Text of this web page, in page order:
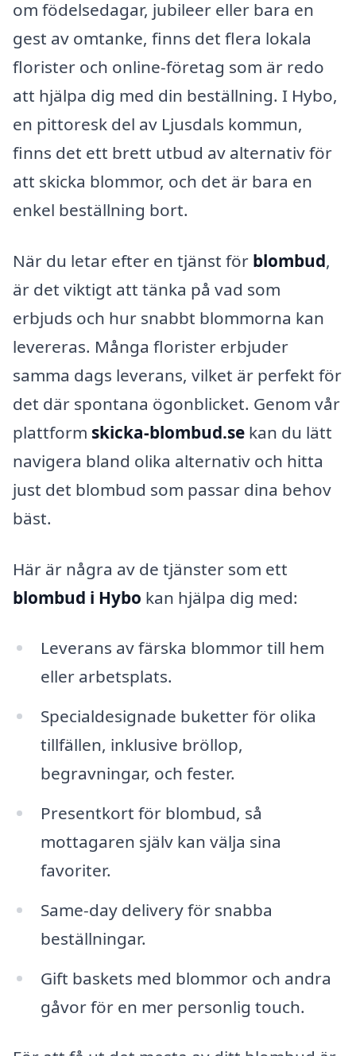
om födelsedagar, jubileer eller bara en
gest av omtanke, finns det flera lokala
florister och online-företag som är redo
att hjälpa dig med din beställning. I Hybo,
en pittoresk del av Ljusdals kommun,
finns det ett brett utbud av alternativ för
att skicka blommor, och det är bara en
enkel beställning bort.
När du letar efter en tjänst för blombud,
är det viktigt att tänka på vad som
erbjuds och hur snabbt blommorna kan
levereras. Många florister erbjuder
samma dags leverans, vilket är perfekt för
det där spontana ögonblicket. Genom vår
plattform skicka-blombud.se kan du lätt
navigera bland olika alternativ och hitta
just det blombud som passar dina behov
bäst.
Här är några av de tjänster som ett
blombud i Hybo kan hjälpa dig med:
Leverans av färska blommor till hem
eller arbetsplats.
Specialdesignade buketter för olika
tillfällen, inklusive bröllop,
begravningar, och fester.
Presentkort för blombud, så
mottagaren själv kan välja sina
favoriter.
Same-day delivery för snabba
beställningar.
Gift baskets med blommor och andra
gåvor för en mer personlig touch.